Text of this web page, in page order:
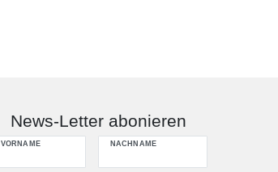
News-Letter abonieren
VORNAME NACHNAME